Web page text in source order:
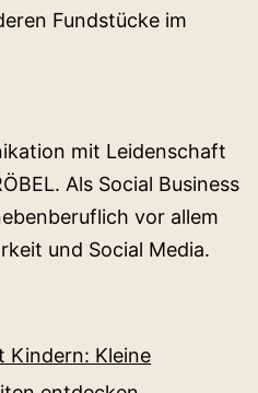
Fundstücke im
mit Leidenschaft
Als Social Business
vor allem
und Social Media.
Kindern: Kleine